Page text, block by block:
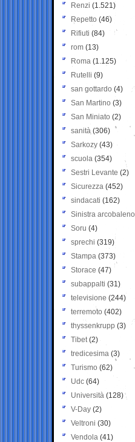
Renzi (1.521)
Repetto (46)
Rifiuti (84)
rom (13)
Roma (1.125)
Rutelli (9)
san gottardo (4)
San Martino (3)
San Miniato (2)
sanità (306)
Sarkozy (43)
scuola (354)
Sestri Levante (2)
Sicurezza (452)
sindacati (162)
Sinistra arcobaleno
Soru (4)
sprechi (319)
Stampa (373)
Storace (47)
subappalti (31)
televisione(244)
terremoto (402)
thyssenkrupp (3)
Tibet(2)
tredicesima (3)
Turismo (62)
Udc (64)
Università (128)
V-Day (2)
Veltroni (30)
Vendola (41)